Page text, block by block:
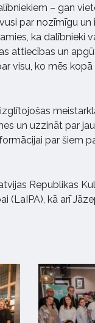
– gan
par nozīmīgu
ka dalībnieki
attiecības un
visu, ko mēs
un uzzināt par
par šiem
Republikas
(LaIPA), kā arī